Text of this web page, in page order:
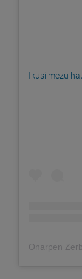
Ikusi mezu
Onarpen